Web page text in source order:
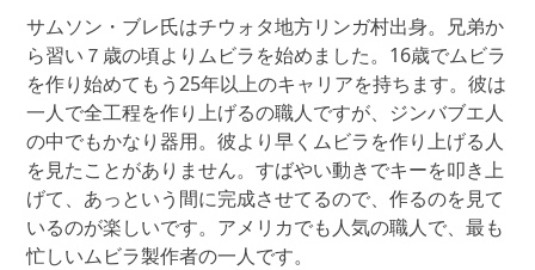
ビ
ラ
（プ
ロ
仕
様）
個
サムソン・ブレ氏はチウォタ地方リンガ村出身。兄弟か
ら習い７歳の頃よりムビラを始めました。16歳でムビラ
を作り始めてもう25年以上のキャリアを持ちます。彼は
一人で全工程を作り上げるの職人ですが、ジンバブエ人
の中でもかなり器用。彼より早くムビラを作り上げる人
を見たことがありません。すばやい動きでキーを叩き上
げて、あっという間に完成させてるので、作るのを見て
いるのが楽しいです。アメリカでも人気の職人で、最も
忙しいムビラ製作者の一人です。